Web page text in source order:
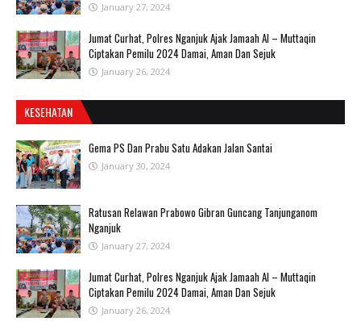
January 27, 2024
Jumat Curhat, Polres Nganjuk Ajak Jamaah Al – Muttaqin
Ciptakan Pemilu 2024 Damai, Aman Dan Sejuk
January 26, 2024
KESEHATAN
Gema PS Dan Prabu Satu Adakan Jalan Santai
January 30, 2024
Ratusan Relawan Prabowo Gibran Guncang Tanjunganom
Nganjuk
January 27, 2024
Jumat Curhat, Polres Nganjuk Ajak Jamaah Al – Muttaqin
Ciptakan Pemilu 2024 Damai, Aman Dan Sejuk
January 26, 2024